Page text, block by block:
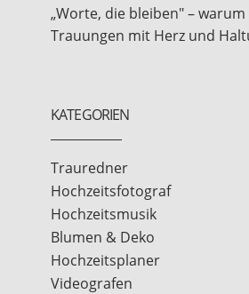
„Worte, die bleiben" – warum
Trauungen mit Herz und
KATEGORIEN
Trauredner
Hochzeitsfotograf
Hochzeitsmusik
Blumen & Deko
Hochzeitsplaner
Videografen